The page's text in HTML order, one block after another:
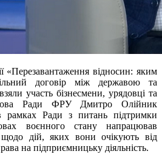
«Перезавантаження відносин: яким
договір між державою та
участь бізнесмени, урядовці та
Ради ФРУ Дмитро Олійник
рамках Ради з питань підтримки
воєнного стану напрацював
щодо дій, яких вони очікують від
на підприємницьку діяльність.